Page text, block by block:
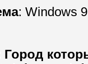
: Windows